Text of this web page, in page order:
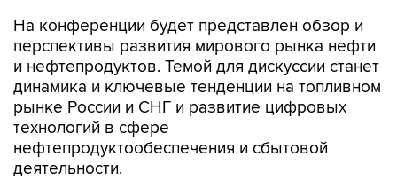
На конференции будет представлен обзор и
перспективы развития мирового рынка нефти
и нефтепродуктов. Темой для дискуссии станет
динамика и ключевые тенденции на топливном
рынке России и СНГ и развитие цифровых
технологий в сфере
нефтепродуктообеспечения и сбытовой
деятельности.